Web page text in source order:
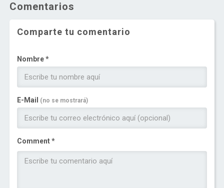
Comentarios
Comparte tu comentario
Nombre *
E-Mail (no se mostrará)
Comment *